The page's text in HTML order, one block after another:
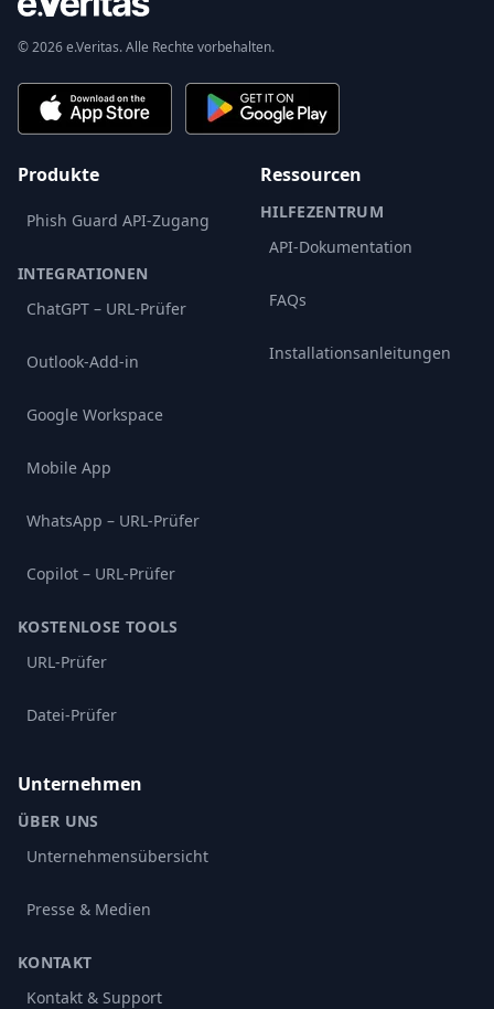
© 2026 e.Veritas. Alle Rechte vorbehalten.
Produkte
Phish Guard API-Zugang
INTEGRATIONEN
ChatGPT – URL-Prüfer
Outlook-Add-in
Google Workspace
Mobile App
WhatsApp – URL-Prüfer
Copilot – URL-Prüfer
KOSTENLOSE TOOLS
URL-Prüfer
Datei-Prüfer
Ressourcen
HILFEZENTRUM
API-Dokumentation
FAQs
Installationsanleitungen
Unternehmen
ÜBER UNS
Unternehmensübersicht
Presse & Medien
KONTAKT
Kontakt & Support